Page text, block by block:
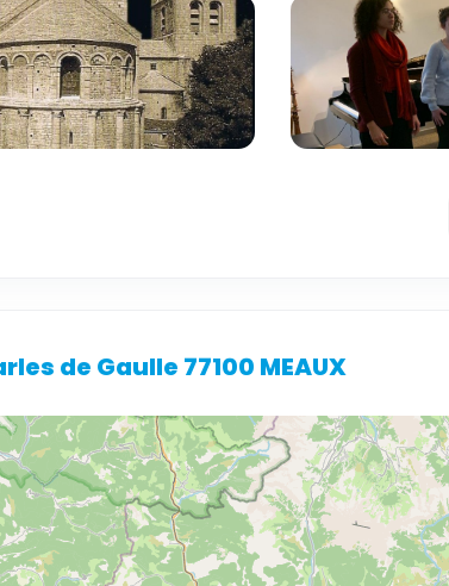
de Gaulle 77100 MEAUX